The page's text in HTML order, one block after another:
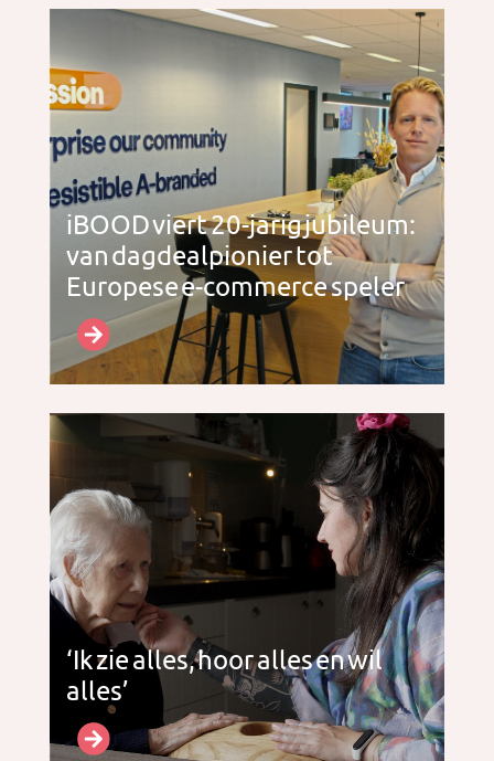
iBOOD viert 20-jarig jubileum:
van dagdealpionier tot
Europese e-commerce speler
‘Ik zie alles, hoor alles en wil
alles’